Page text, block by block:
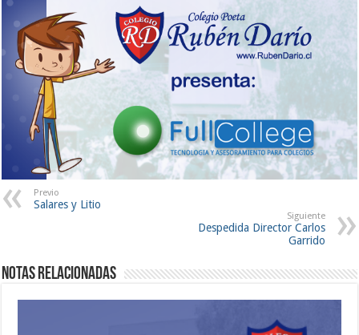
Previo
Salares y Litio
Siguiente
Despedida Director Carlos
Garrido
Notas Relacionadas